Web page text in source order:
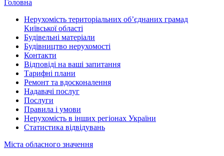
Головна
Нерухомість територіальних об’єднаних грамад
Київської області
Будівельні матеріали
Будівництво нерухомості
Контакти
Відповіді на ваші запитання
Тарифні плани
Ремонт та вдосконалення
Надавачі послуг
Послуги
Правила і умови
Нерухомість в інших регіонах України
Статистика відвідувань
Міста обласного значення